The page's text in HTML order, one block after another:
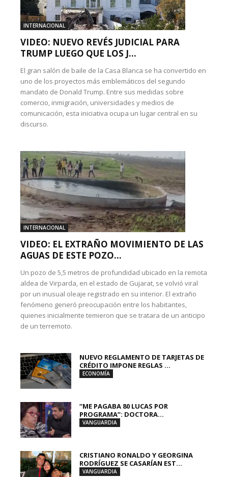
INTERNACIONAL
VIDEO: NUEVO REVÉS JUDICIAL PARA
TRUMP LUEGO QUE LOS J...
El gran salón de baile de la Casa Blanca se ha convertido en
uno de los proyectos más emblemáticos del segundo
mandato de Donald Trump. Entre sus medidas sobre
comercio, inmigración, universidades y medios de
comunicación, esta iniciativa ocupa un lugar central en su
discurso.
INTERNACIONAL
VIDEO: EL EXTRAÑO MOVIMIENTO DE LAS
AGUAS DE ESTE POZO...
Un pozo de 5,5 metros de profundidad ubicado en la remota
aldea de Virparda, en el estado de Gujarat, se volvió viral
por un inusual oleaje registrado en su interior. El extraño
fenómeno generó preocupación entre los habitantes,
quienes inicialmente temieron que se tratara de un anticipo
de un terremoto.
NUEVO REGLAMENTO DE TARJETAS DE
CRÉDITO IMPONE REGLAS ...
ECONOMÍA
“ME PAGABA 80 LUCAS POR
PROGRAMA”: DOCTORA...
VANGUARDIA
CRISTIANO RONALDO Y GEORGINA
RODRÍGUEZ SE CASARÍAN EST...
VANGUARDIA